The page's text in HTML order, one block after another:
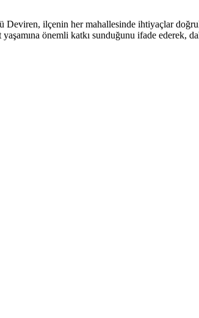
Deviren, ilçenin her mahallesinde ihtiyaçlar
yaşamına önemli katkı sunduğunu ifade